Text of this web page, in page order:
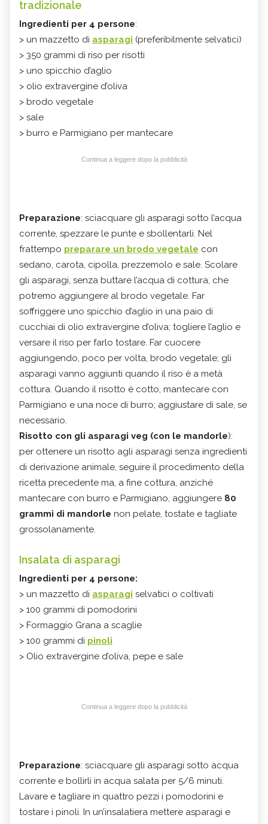
tradizionale
Ingredienti per 4 persone:
> un mazzetto di asparagi (preferibilmente selvatici)
> 350 grammi di riso per risotti
> uno spicchio d’aglio
> olio extravergine d’oliva
> brodo vegetale
> sale
> burro e Parmigiano per mantecare
Continua a leggere dopo la pubblicità
Preparazione: sciacquare gli asparagi sotto l’acqua
corrente, spezzare le punte e sbollentarli. Nel
frattempo preparare un brodo vegetale con
sedano, carota, cipolla, prezzemolo e sale. Scolare
gli asparagi, senza buttare l’acqua di cottura, che
potremo aggiungere al brodo vegetale. Far
soffriggere uno spicchio d’aglio in una paio di
cucchiai di olio extravergine d’oliva; togliere l’aglio e
versare il riso per farlo tostare. Far cuocere
aggiungendo, poco per volta, brodo vegetale; gli
asparagi vanno aggiunti quando il riso è a metà
cottura. Quando il risotto è cotto, mantecare con
Parmigiano e una noce di burro; aggiustare di sale, se
necessario.
Risotto con gli asparagi veg (con le mandorle):
per ottenere un risotto agli asparagi senza ingredienti
di derivazione animale, seguire il procedimento della
ricetta precedente ma, a fine cottura, anziché
mantecare con burro e Parmigiano, aggiungere 80
grammi di mandorle non pelate, tostate e tagliate
grossolanamente.
Insalata di asparagi
Ingredienti per 4 persone:
> un mazzetto di asparagi selvatici o coltivati
> 100 grammi di pomodorini
> Formaggio Grana a scaglie
> 100 grammi di pinoli
> Olio extravergine d’oliva, pepe e sale
Continua a leggere dopo la pubblicità
Preparazione: sciacquare gli asparagi sotto acqua
corrente e bollirli in acqua salata per 5/6 minuti.
Lavare e tagliare in quattro pezzi i pomodorini e
tostare i pinoli. In un’insalatiera mettere asparagi e